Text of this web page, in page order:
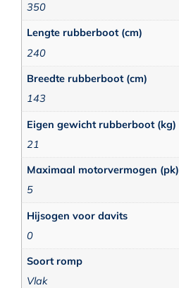
350
Lengte rubberboot (cm)
240
Breedte rubberboot (cm)
143
Eigen gewicht rubberboot (kg)
21
Maximaal motorvermogen (pk)
5
Hijsogen voor davits
0
Soort romp
Vlak